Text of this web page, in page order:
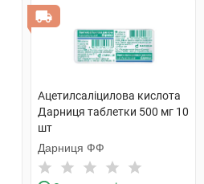
Ацетилсаліцилова кислота
Дарниця таблетки 500 мг 10
шт
Дарниця ФФ